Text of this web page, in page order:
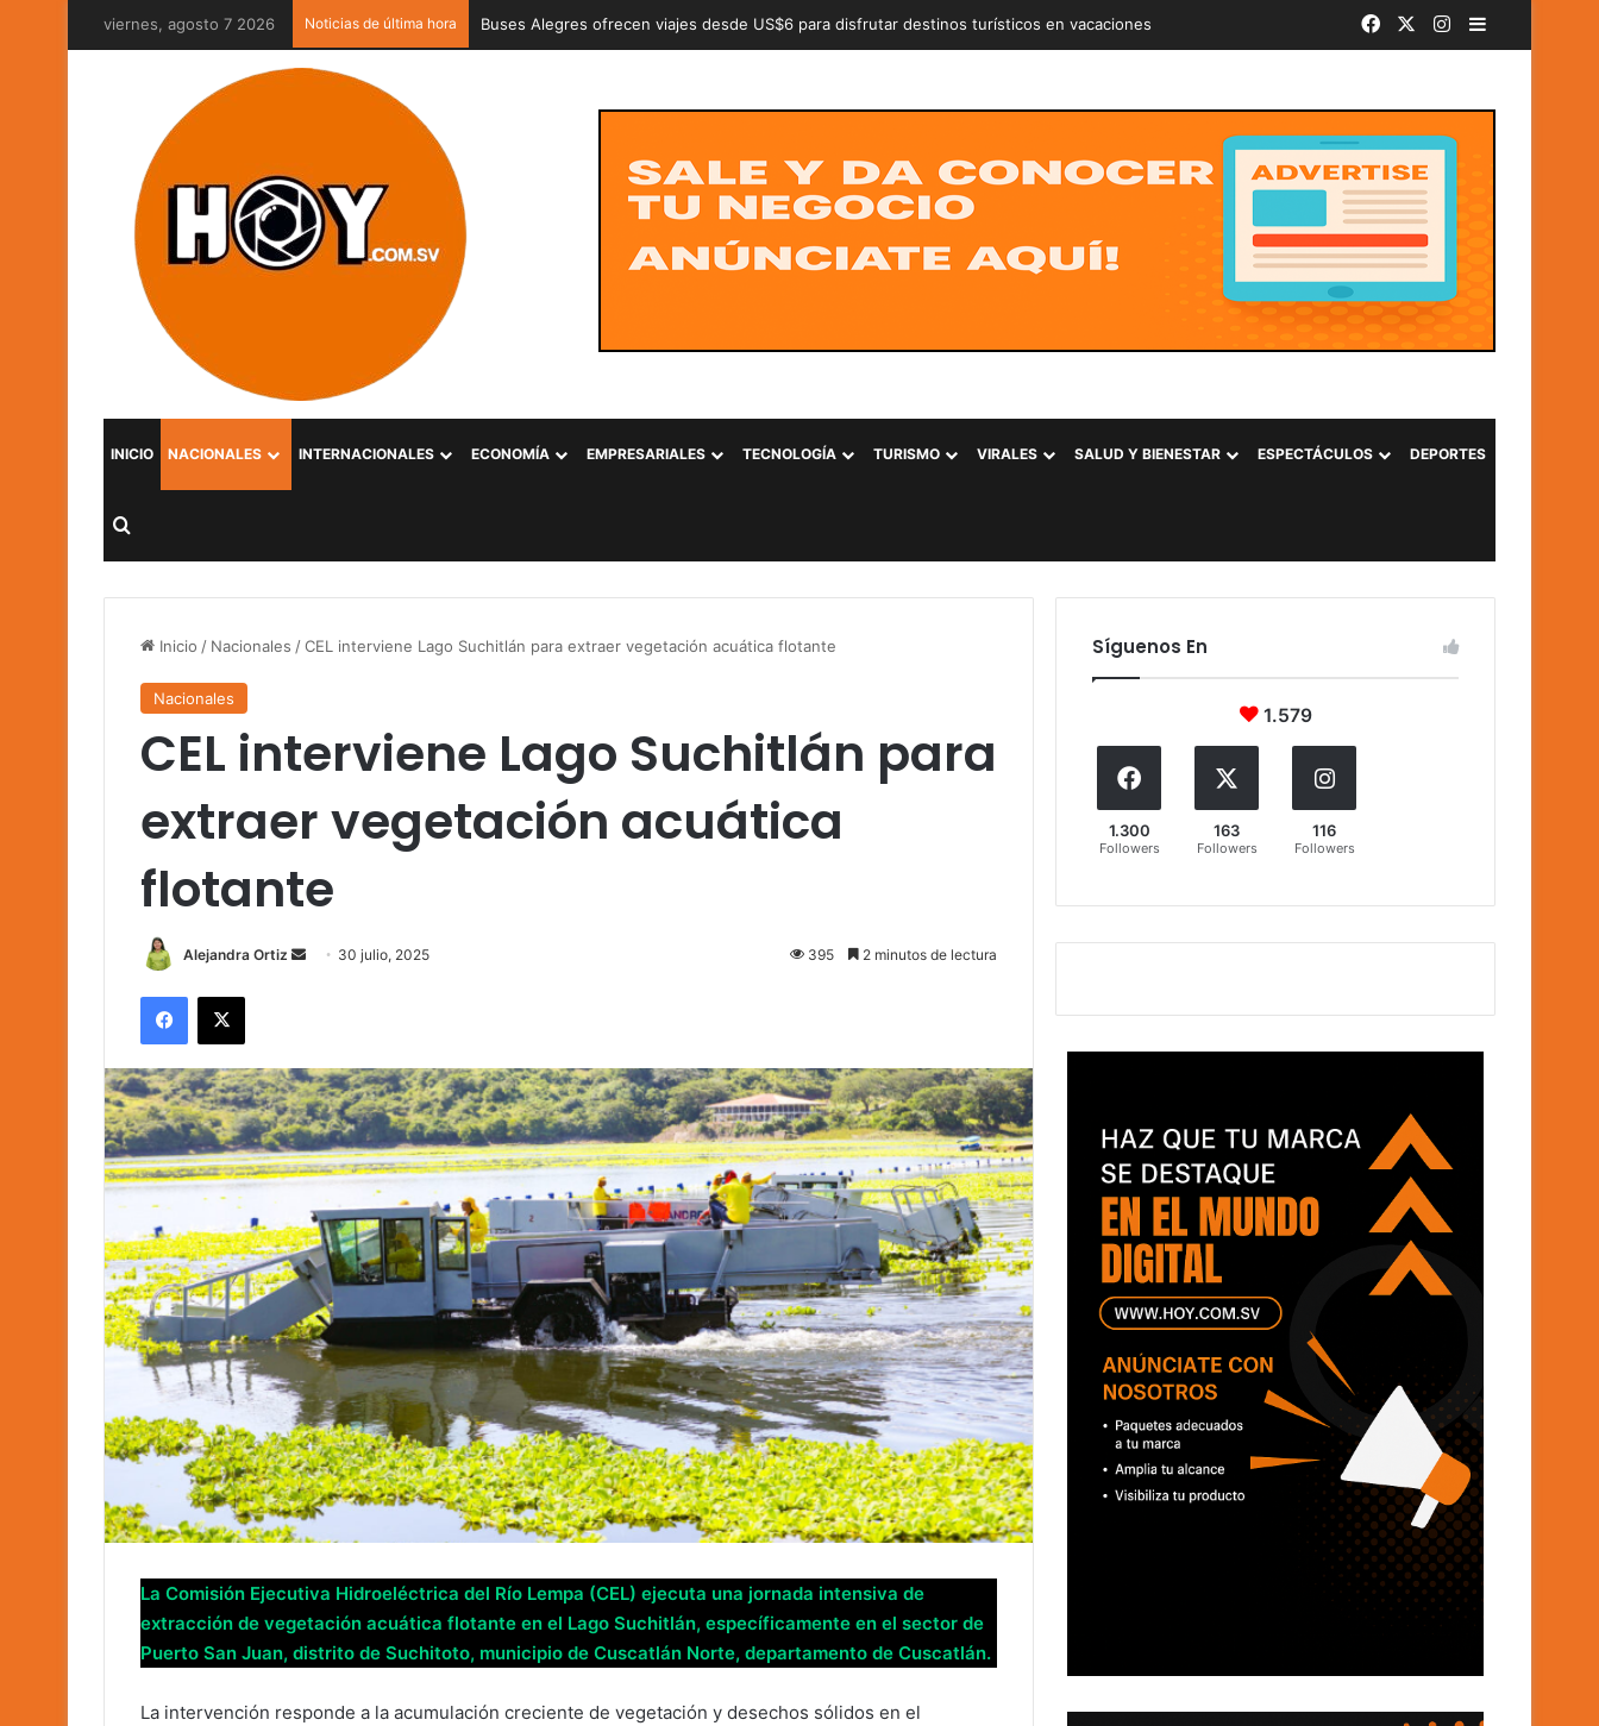
viernes, agosto 7 2026 Noticias de última hora Capturan a dos adolescentes señalados de intentar conformar la estructura criminal «Ántrax» en Lourdes, Colón FacebookInstagram
Barra lateral
INICIO NACIONALES INTERNACIONALES ECONOMÍA EMPRESARIALES TECNOLOGÍA TURISMO VIRALES SALUD Y BIENESTAR ESPECTÁCULOS DEPORTES
Buscar por
Inicio / Nacionales /CEL interviene Lago Suchitlán para extraer vegetación acuática flotante
Nacionales
CEL interviene Lago Suchitlán para
extraer vegetación acuática
flotante
Alejandra Ortiz
Send 30 julio, 2025 395 2 minutos de lectura
Facebook
X
La Comisión Ejecutiva Hidroeléctrica del Río Lempa (CEL) ejecuta una jornada intensiva de
extracción de vegetación acuática flotante en el Lago Suchitlán, específicamente en el sector de
Puerto San Juan, distrito de Suchitoto, municipio de Cuscatlán Norte, departamento de Cuscatlán.
La intervención responde a la acumulación creciente de vegetación y desechos sólidos en el
Síguenos En
1.579
1.300
Followers
163
Followers
116
Followers